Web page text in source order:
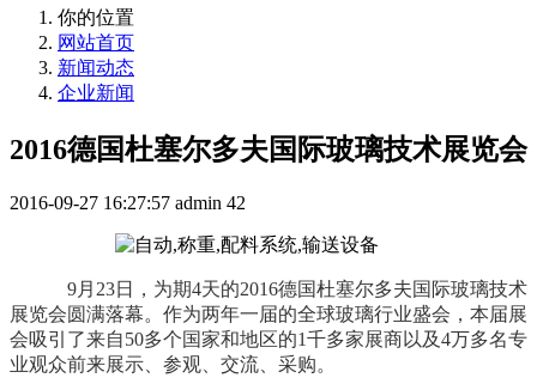
你的位置
网站首页
新闻动态
企业新闻
2016德国杜塞尔多夫国际玻璃技术展览会
2016-09-27 16:27:57 admin 42
9月23日，为期4天的2016德国杜塞尔多夫国际玻璃技术
展览会圆满落幕。作为两年一届的全球玻璃行业盛会，本届展
会吸引了来自50多个国家和地区的1千多家展商以及4万多名专
业观众前来展示、参观、交流、采购。